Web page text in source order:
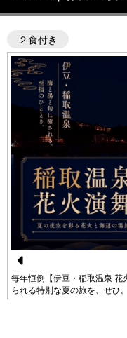
２食付き
Pr
e
毎年恒例【伊豆・稲取温泉
られる特別な夏の旅を、ぜひ。